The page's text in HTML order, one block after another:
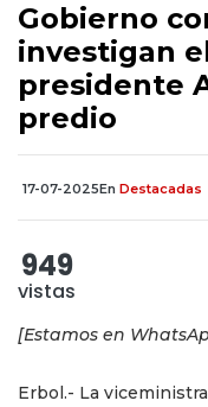
Gobierno
investigan
presidente
predio
17-07-2025En Destacadas
949
vistas
[Estamos en
Erbol.- La